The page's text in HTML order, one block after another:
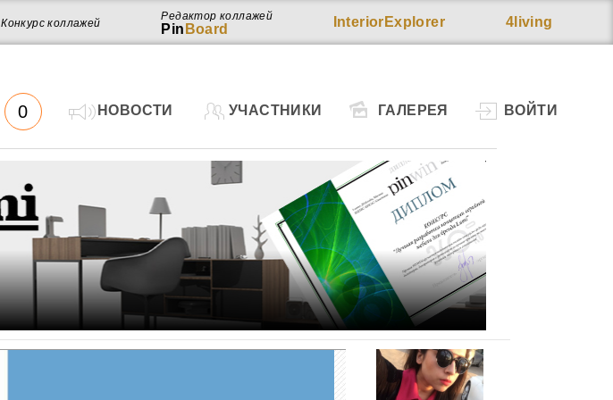
4living
InteriorExplorer
Редактор коллажей
Pin Board
Конкурс коллажей
0 НОВОСТИ УЧАСТНИКИ ГАЛЕРЕЯ ВОЙТИ